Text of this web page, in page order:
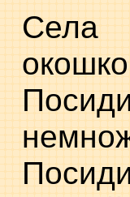
Села